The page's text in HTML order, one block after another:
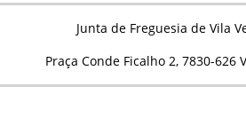
Junta de Freguesia de Vila
Praça Conde Ficalho 2, 7830-626